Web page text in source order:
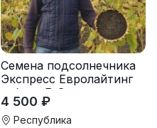
Семена подсолнечника
Экспресс Евролайтинг
гибрид F-G+
4 500 ₽
Республика